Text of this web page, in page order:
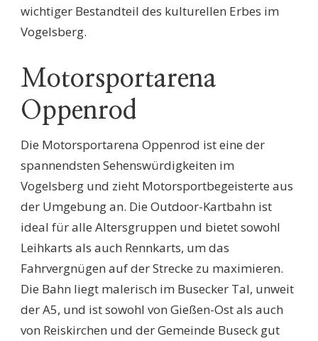
wichtiger Bestandteil des kulturellen Erbes im
Vogelsberg.
Motorsportarena
Oppenrod
Die Motorsportarena Oppenrod ist eine der
spannendsten Sehenswürdigkeiten im
Vogelsberg und zieht Motorsportbegeisterte aus
der Umgebung an. Die Outdoor-Kartbahn ist
ideal für alle Altersgruppen und bietet sowohl
Leihkarts als auch Rennkarts, um das
Fahrvergnügen auf der Strecke zu maximieren.
Die Bahn liegt malerisch im Busecker Tal, unweit
der A5, und ist sowohl von Gießen-Ost als auch
von Reiskirchen und der Gemeinde Buseck gut